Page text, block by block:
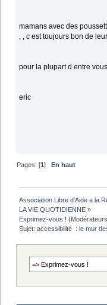
mamans avec des
, , c est toujours bon de
pour la plupart d entre
eric
Pages: [1]En haut
Association Libre d'Aide a la
LA VIE QUOTIDIENNE »
Exprimez-vous !
Sujet:accessibilité  : le mur